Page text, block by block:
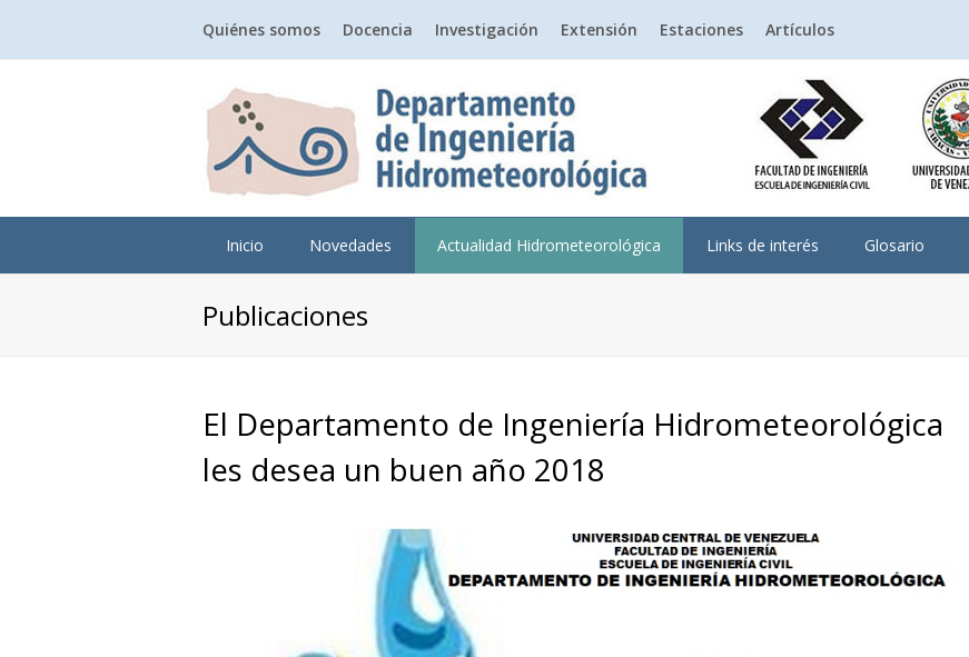
Quiénes somos Docencia Investigación Extensión Estaciones Artículos
Inicio Novedades Actualidad Hidrometeorológica Links de interés Glosario
Publicaciones
El Departamento de Ingeniería Hidrometeorológica
les desea un buen año 2018